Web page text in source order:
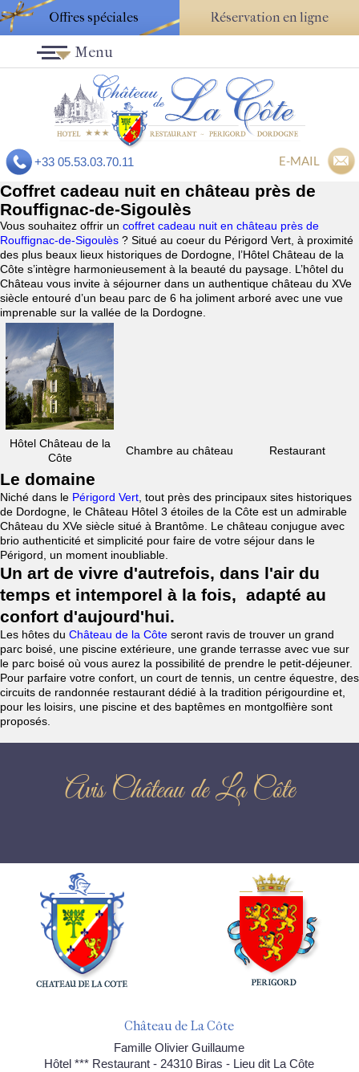
Offres spéciales Réservation en ligne
+33 05.53.03.70.11 E-MAIL
Menu
Coffret cadeau nuit en château près de
Rouffignac-de-Sigoulès
Vous souhaitez offrir un coffret cadeau nuit en château près de
Rouffignac-de-Sigoulès ? Situé au coeur du Périgord Vert, à proximité
des plus beaux lieux historiques de Dordogne, l’Hôtel Château de la
Côte s’intègre harmonieusement à la beauté du paysage. L’hôtel du
Château vous invite à séjourner dans un authentique château du XVe
siècle entouré d’un beau parc de 6 ha joliment arboré avec une vue
imprenable sur la vallée de la Dordogne.
Hôtel Château de la
Côte
Chambre au château Restaurant
Le domaine
Niché dans le Périgord Vert , tout près des principaux sites historiques
de Dordogne, le Château Hôtel 3 étoiles de la Côte est un admirable
Château du XVe siècle situé à Brantôme. Le château conjugue avec
brio authenticité et simplicité pour faire de votre séjour dans le
Périgord, un moment inoubliable.
Un art de vivre d'autrefois, dans l'air du
temps et intemporel à la fois, adapté au
confort d'aujourd'hui.
Les hôtes du Château de la Côte seront ravis de trouver un grand
parc boisé, une piscine extérieure, une grande terrasse avec vue sur
le parc boisé où vous aurez la possibilité de prendre le petit-déjeuner.
Pour parfaire votre confort, un court de tennis, un centre équestre, des
circuits de randonnée restaurant dédié à la tradition périgourdine et,
pour les loisirs, une piscine et des baptêmes en montgolfière sont
proposés.
Avis Château de La Côte
Château de La Côte
Famille Olivier Guillaume
Hôtel *** Restaurant - 24310 Biras - Lieu dit La Côte